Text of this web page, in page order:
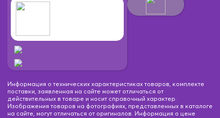
Информация о технических характеристиках товаров, комплекте
поставки, заявленная на сайте может отличаться от
действительных в товаре и носит справочный характер.
Изображения товаров на фотографиях, представленных в каталоге
на сайте, могут отличаться от оригиналов. Информация о цене